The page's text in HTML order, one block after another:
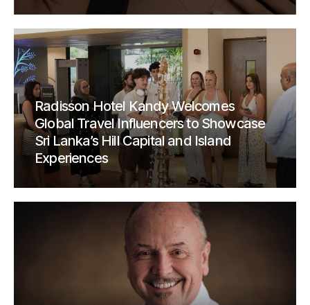
Radisson Hotel Kandy Welcomes
Global Travel Influencers to Showcase
Sri Lanka’s Hill Capital and Island
Experiences